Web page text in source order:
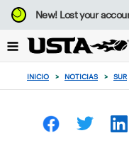
Enfoque
desde
botón
volver
principio
New!Lost your
INICIO > NOTICIAS > SUR